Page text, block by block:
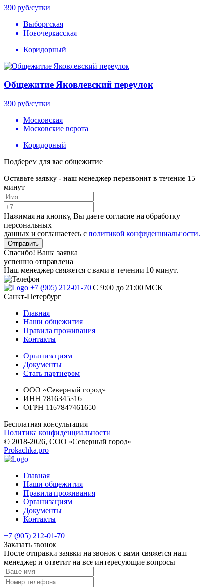
390 руб/сутки
Выборгская
Новочеркасская
Коридорный
Общежитие Яковлевский переулок
390 руб/сутки
Московская
Московские ворота
Коридорный
Подберем для вас общежитие
Оставьте заявку - наш менеджер перезвонит в течение 15
минут
Нажимая на кнопку, Вы даете согласие на обработку
персональных
данных и соглашаетесь с политикой конфиденциальности.
Отправить
Спасибо! Ваша заявка
успешно отправлена
Наш менеджер свяжется с вами в течении 10 минут.
+7 (905) 212-01-70 C 9:00 до 21:00 МСК
Санкт-Петербург
Главная
Наши общежития
Правила проживания
Контакты
Организациям
Документы
Стать партнером
ООО «Северный город»
ИНН 7816345316
ОГРН 1167847461650
Бесплатная консультация
Политика конфиденциальности
© 2018-2026, ООО «Северный город»
Prokachka.pro
Главная
Наши общежития
Правила проживания
Организациям
Документы
Контакты
+7 (905) 212-01-70
Заказать звонок
После отправки заявки на звонок с вами свяжется наш
менеджер и ответит на все интересующие вопросы